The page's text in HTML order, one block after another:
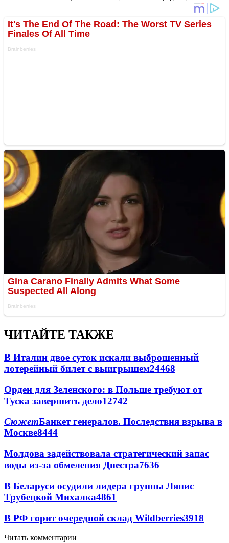
ЧИТАЙТЕ ТАКЖЕ
В Италии двое суток искали выброшенный
лотерейный билет с выигрышем24468
Орден для Зеленского: в Польше требуют от
Туска завершить дело12742
СюжетБанкет генералов. Последствия взрыва в
Москве8444
Молдова задействовала стратегический запас
воды из-за обмеления Днестра7636
В Беларуси осудили лидера группы Ляпис
Трубецкой Михалка4861
В РФ горит очередной склад Wildberries3918
Читать комментарии